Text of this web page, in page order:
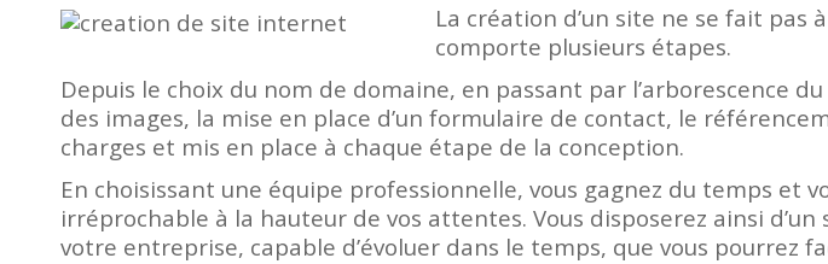
La création d’un site ne se fait
comporte plusieurs étapes.
Depuis le choix du nom de domaine, en passant par l’arborescence
des images, la mise en place d’un formulaire de contact, le
charges et mis en place à chaque étape de la conception.
En choisissant une équipe professionnelle, vous gagnez du temps et
irréprochable à la hauteur de vos attentes. Vous disposerez ainsi
votre entreprise, capable d’évoluer dans le temps, que vous